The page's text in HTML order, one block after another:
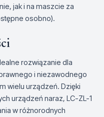
jak i na maszcie za
osobno).
rozwiązanie dla
i niezawodnego
wielu urządzeń. Dzięki
urządzeń naraz, LC-ZL-1
w różnorodnych